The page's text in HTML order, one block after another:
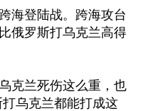
海登陆战。跨海攻台
俄罗斯打乌克兰高得
克兰死伤这么重，也
乌克兰都能打成这